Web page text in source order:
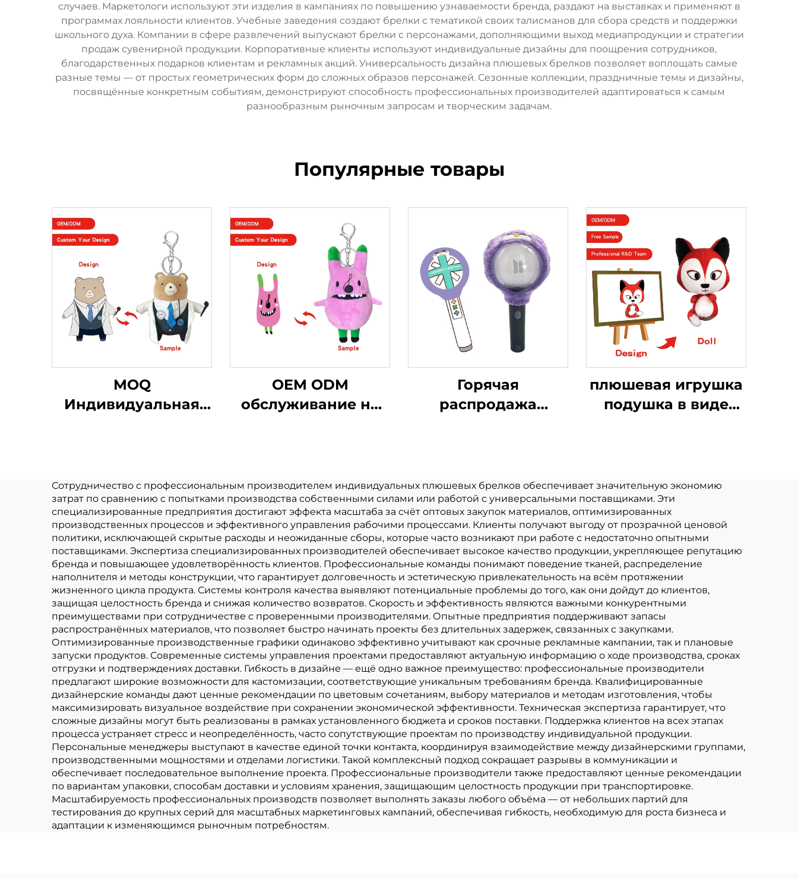
случаев. Маркетологи используют эти изделия в кампаниях по повышению узнаваемости бренда, раздают на выставках и применяют в
программах лояльности клиентов. Учебные заведения создают брелки с тематикой своих талисманов для сбора средств и поддержки
школьного духа. Компании в сфере развлечений выпускают брелки с персонажами, дополняющими выход медиапродукции и стратегии
продаж сувенирной продукции. Корпоративные клиенты используют индивидуальные дизайны для поощрения сотрудников,
благодарственных подарков клиентам и рекламных акций. Универсальность дизайна плюшевых брелков позволяет воплощать самые
разные темы — от простых геометрических форм до сложных образов персонажей. Сезонные коллекции, праздничные темы и дизайны,
посвящённые конкретным событиям, демонстрируют способность профессиональных производителей адаптироваться к самым
разнообразным рыночным запросам и творческим задачам.
Популярные товары
MOQ
Индивидуальная
с уродливым
логотипом,
индивидуальная
плюшевая игрушка-
брелок
OEM ODM
обслуживание на
брелок плюшевая
игрушка для
продвижения
Горячая
распродажа
игрушки для
поклонников поп-
звезды
музыкальный
концерт
празднование
плюшевая игрушка
подушка в виде
плюшевая игрушка
в виде лисы
Сотрудничество с профессиональным производителем индивидуальных плюшевых брелков обеспечивает значительную экономию
затрат по сравнению с попытками производства собственными силами или работой с универсальными поставщиками. Эти
специализированные предприятия достигают эффекта масштаба за счёт оптовых закупок материалов, оптимизированных
производственных процессов и эффективного управления рабочими процессами. Клиенты получают выгоду от прозрачной ценовой
политики, исключающей скрытые расходы и неожиданные сборы, которые часто возникают при работе с недостаточно опытными
поставщиками. Экспертиза специализированных производителей обеспечивает высокое качество продукции, укрепляющее репутацию
бренда и повышающее удовлетворённость клиентов. Профессиональные команды понимают поведение тканей, распределение
наполнителя и методы конструкции, что гарантирует долговечность и эстетическую привлекательность на всём протяжении
жизненного цикла продукта. Системы контроля качества выявляют потенциальные проблемы до того, как они дойдут до клиентов,
защищая целостность бренда и снижая количество возвратов. Скорость и эффективность являются важными конкурентными
преимуществами при сотрудничестве с проверенными производителями. Опытные предприятия поддерживают запасы
распространённых материалов, что позволяет быстро начинать проекты без длительных задержек, связанных с закупками.
Оптимизированные производственные графики одинаково эффективно учитывают как срочные рекламные кампании, так и плановые
запуски продуктов. Современные системы управления проектами предоставляют актуальную информацию о ходе производства, сроках
отгрузки и подтверждениях доставки. Гибкость в дизайне — ещё одно важное преимущество: профессиональные производители
предлагают широкие возможности для кастомизации, соответствующие уникальным требованиям бренда. Квалифицированные
дизайнерские команды дают ценные рекомендации по цветовым сочетаниям, выбору материалов и методам изготовления, чтобы
максимизировать визуальное воздействие при сохранении экономической эффективности. Техническая экспертиза гарантирует, что
сложные дизайны могут быть реализованы в рамках установленного бюджета и сроков поставки. Поддержка клиентов на всех этапах
процесса устраняет стресс и неопределённость, часто сопутствующие проектам по производству индивидуальной продукции.
Персональные менеджеры выступают в качестве единой точки контакта, координируя взаимодействие между дизайнерскими группами,
производственными мощностями и отделами логистики. Такой комплексный подход сокращает разрывы в коммуникации и
обеспечивает последовательное выполнение проекта. Профессиональные производители также предоставляют ценные рекомендации
по вариантам упаковки, способам доставки и условиям хранения, защищающим целостность продукции при транспортировке.
Масштабируемость профессиональных производств позволяет выполнять заказы любого объёма — от небольших партий для
тестирования до крупных серий для масштабных маркетинговых кампаний, обеспечивая гибкость, необходимую для роста бизнеса и
адаптации к изменяющимся рыночным потребностям.